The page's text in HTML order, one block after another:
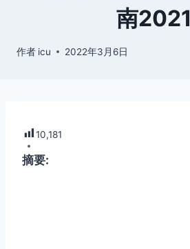
南2021
作者 icu 2022年3月6日
10,181
摘要: